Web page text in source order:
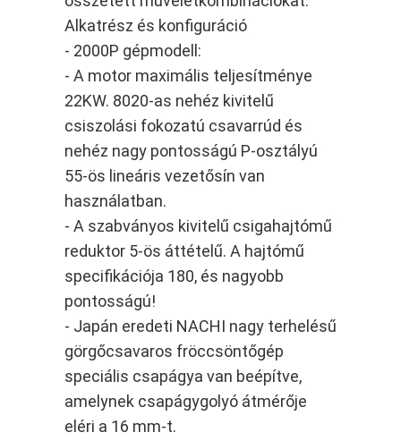
Alkatrész és konfiguráció
- 2000P gépmodell:
- A motor maximális teljesítménye
22KW. 8020-as nehéz kivitelű
csiszolási fokozatú csavarrúd és
nehéz nagy pontosságú P-osztályú
55-ös lineáris vezetősín van
használatban.
- A szabványos kivitelű csigahajtómű
reduktor 5-ös áttételű. A hajtómű
specifikációja 180, és nagyobb
pontosságú!
- Japán eredeti NACHI nagy terhelésű
görgőcsavaros fröccsöntőgép
speciális csapágya van beépítve,
amelynek csapágygolyó átmérője
eléri a 16 mm-t.